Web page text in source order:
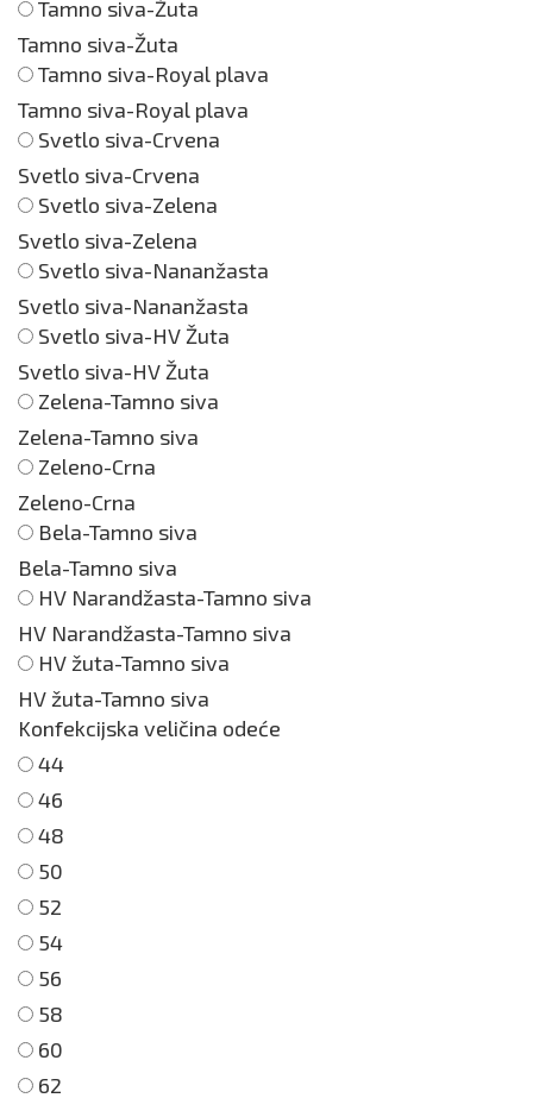
Tamno siva-Žuta
Tamno siva-Žuta
Tamno siva-Royal plava
Tamno siva-Royal plava
Svetlo siva-Crvena
Svetlo siva-Crvena
Svetlo siva-Zelena
Svetlo siva-Zelena
Svetlo siva-Nananžasta
Svetlo siva-Nananžasta
Svetlo siva-HV Žuta
Svetlo siva-HV Žuta
Zelena-Tamno siva
Zelena-Tamno siva
Zeleno-Crna
Zeleno-Crna
Bela-Tamno siva
Bela-Tamno siva
HV Narandžasta-Tamno siva
HV Narandžasta-Tamno siva
HV žuta-Tamno siva
HV žuta-Tamno siva
Konfekcijska veličina odeće
44
46
48
50
52
54
56
58
60
62